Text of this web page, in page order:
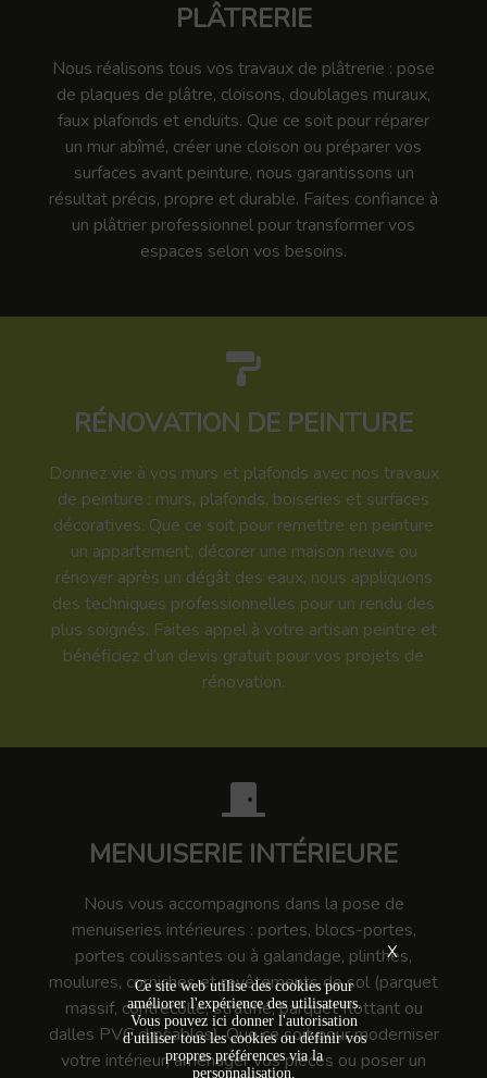
PLÂTRERIE
Nous réalisons tous vos travaux de plâtrerie : pose
de plaques de plâtre, cloisons, doublages muraux,
faux plafonds et enduits. Que ce soit pour réparer
un mur abîmé, créer une cloison ou préparer vos
surfaces avant peinture, nous garantissons un
résultat précis, propre et durable. Faites confiance à
un plâtrier professionnel pour transformer vos
espaces selon vos besoins.
RÉNOVATION DE PEINTURE
Donnez vie à vos murs et plafonds avec nos travaux
de peinture : murs, plafonds, boiseries et surfaces
décoratives. Que ce soit pour remettre en peinture
un appartement, décorer une maison neuve ou
rénover après un dégât des eaux, nous appliquons
des techniques professionnelles pour un rendu des
plus soignés. Faites appel à votre artisan peintre et
bénéficiez d’un devis gratuit pour vos projets de
rénovation.
MENUISERIE INTÉRIEURE
Nous vous accompagnons dans la pose de
menuiseries intérieures : portes, blocs-portes,
portes coulissantes ou à galandage, plinthes,
moulures, corniches et revêtements de sol (parquet
massif, contrecollé, stratifié, parquet flottant ou
dalles PVC clipsables). Que ce soit pour moderniser
votre intérieur, aménager vos pièces ou poser un
X
Ce site web utilise des cookies pour
améliorer l'expérience des utilisateurs.
Vous pouvez ici donner l'autorisation
d'utiliser tous les cookies ou définir vos
propres préférences via la
personnalisation.